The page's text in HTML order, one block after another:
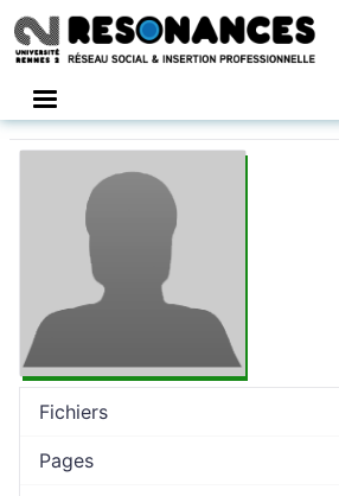
Fichiers
Pages